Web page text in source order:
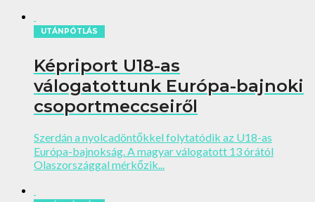
UTÁNPÓTLÁS
Képriport U18-as
válogatottunk Európa-bajnoki
csoportmeccseiről
Szerdán a nyolcadöntőkkel folytatódik az U18-as
Európa-bajnokság. A magyar válogatott 13 órától
Olaszországgal mérkőzik...